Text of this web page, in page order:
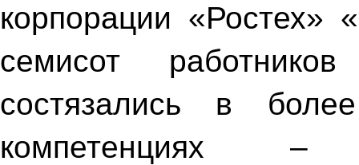
корпорации
семисот
состязались в
компетенциях –